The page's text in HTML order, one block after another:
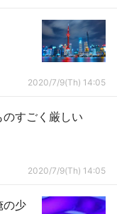
2020/7/9(Th) 14:05
すごく厳しい
2020/7/9(Th) 14:05
の少